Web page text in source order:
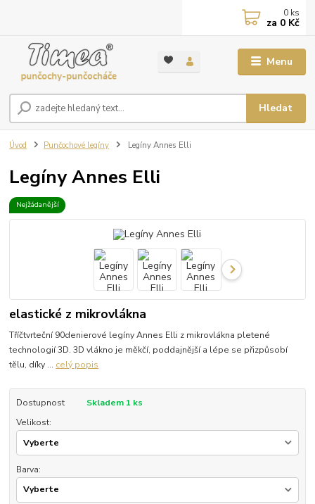
Menu
Hledat
0 ks
za 0 Kč
Úvod Punčochové legíny Legíny Annes Elli
Legíny Annes Elli
Nejžádanější
elastické z mikrovlákna
Tříčtvrteční 90denierové legíny Annes Elli z mikrovlákna pletené
technologií 3D. 3D vlákno je měkčí, poddajnější a lépe se přizpůsobí
tělu, díky ... celý popis
Dostupnost
Skladem 1 ks
Velikost:
Barva: